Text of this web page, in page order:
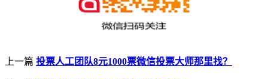
上一篇 投票人工团队8元1000票微信投票大师那里找？